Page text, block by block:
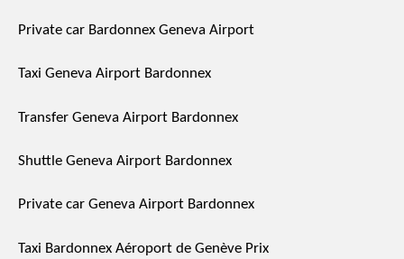
Private car Bardonnex Geneva Airport
Taxi Geneva Airport Bardonnex
Transfer Geneva Airport Bardonnex
Shuttle Geneva Airport Bardonnex
Private car Geneva Airport Bardonnex
Taxi Bardonnex Aéroport de Genève Prix